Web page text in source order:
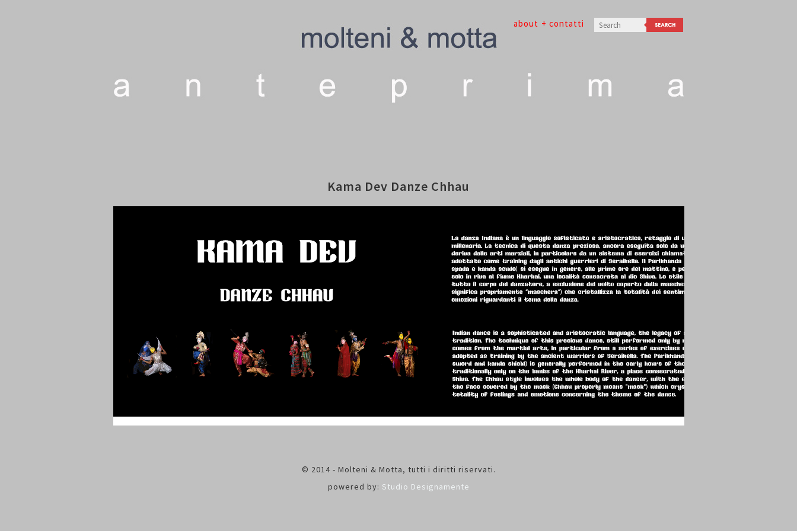
+ contatti
about
Kama Dev Danze Chhau
© 2014 - Molteni & Motta, tutti i diritti riservati.
powered by: Studio Designamente